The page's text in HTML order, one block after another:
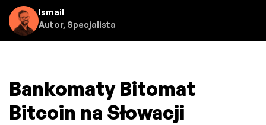
Ismail
Autor, Specjalista
Bankomaty Bitomat
Bitcoin na Słowacji